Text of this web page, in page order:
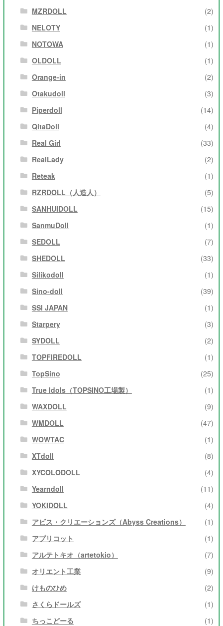
MZRDOLL
(2)
NELOTY
(1)
NOTOWA
(1)
OLDOLL
(1)
Orange-in
(2)
Otakudoll
(3)
Piperdoll
(14)
QitaDoll
(4)
Real Girl
(33)
RealLady
(2)
Reteak
(1)
RZRDOLL（人造人）
(5)
SANHUIDOLL
(15)
SanmuDoll
(1)
SEDOLL
(7)
SHEDOLL
(33)
Silikodoll
(1)
Sino-doll
(39)
SSI JAPAN
(1)
Starpery
(3)
SYDOLL
(2)
TOPFIREDOLL
(1)
TopSino
(25)
True Idols（TOPSINO工場製）
(1)
WAXDOLL
(9)
WMDOLL
(47)
WOWTAC
(1)
XTdoll
(8)
XYCOLODOLL
(4)
Yearndoll
(11)
YOKIDOLL
(4)
アビス・クリエーションズ（Abyss Creations）
(1)
アプリコット
(1)
アルテトキオ（artetokio）
(7)
オリエント工業
(9)
けものひめ
(2)
さくらドールズ
(1)
ちっこどーる
(1)